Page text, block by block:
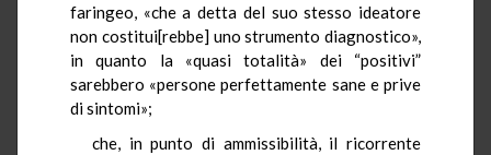
faringeo, «che a detta del suo stesso ideatore
non costitui[rebbe] uno strumento diagnostico»,
in quanto la «quasi totalità» dei “positivi”
sarebbero «persone perfettamente sane e prive
di sintomi»;
che, in punto di ammissibilità, il ricorrente